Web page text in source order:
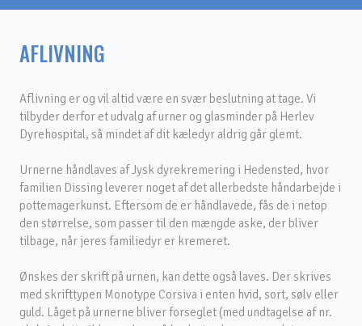
AFLIVNING
Aflivning er og vil altid være en svær beslutning at tage. Vi
tilbyder derfor et udvalg af urner og glasminder på Herlev
Dyrehospital, så mindet af dit kæledyr aldrig går glemt.
Urnerne håndlaves af Jysk dyrekremering i Hedensted, hvor
familien Dissing leverer noget af det allerbedste håndarbejde i
pottemagerkunst. Eftersom de er håndlavede, fås de i netop
den størrelse, som passer til den mængde aske, der bliver
tilbage, når jeres familiedyr er kremeret.
Ønskes der skrift på urnen, kan dette også laves. Der skrives
med skrifttypen Monotype Corsiva i enten hvid, sort, sølv eller
guld. Låget på urnerne bliver forseglet (med undtagelse af nr.